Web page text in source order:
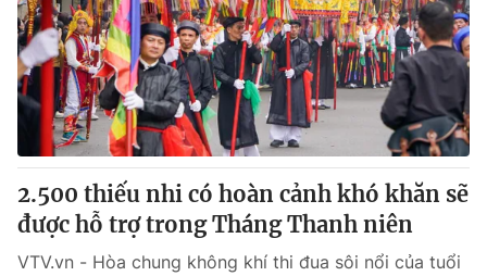
2.500 thiếu nhi có hoàn cảnh khó khăn sẽ
được hỗ trợ trong Tháng Thanh niên
VTV.vn - Hòa chung không khí thi đua sôi nổi của tuổi